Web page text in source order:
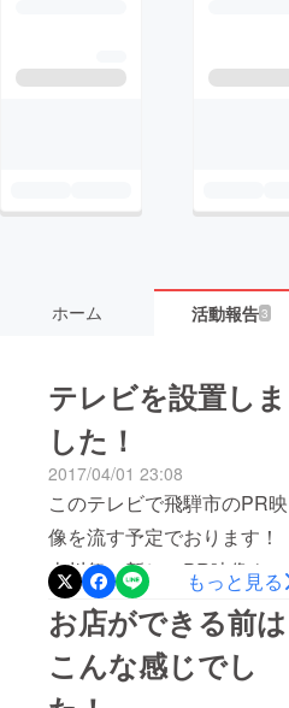
ホーム 活動報告3
テレビを設置しま
した！
2017/04/01 23:08
このテレビで飛騨市のPR映
像を流す予定でおります！
古川祭の新しいPR映像も流
す予定です！
もっと見る
お店ができる前は
こんな感じでし